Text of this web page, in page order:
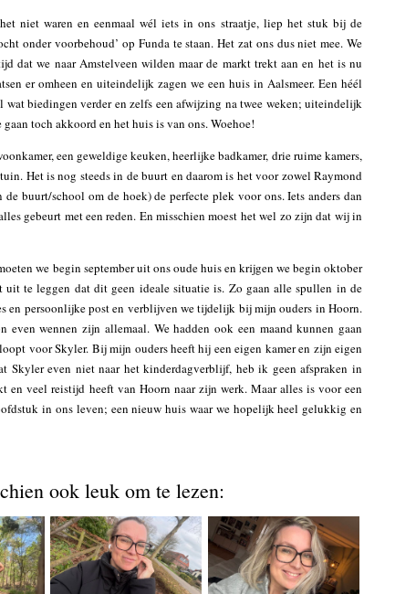
niet waren en eenmaal wél iets in ons straatje, liep het stuk bij de
onder voorbehoud’ op Funda te staan. Het zat ons dus niet mee. We
dat we naar Amstelveen wilden maar de markt trekt aan en het is nu
er omheen en uiteindelijk zagen we een huis in Aalsmeer. Een héél
biedingen verder en zelfs een afwijzing na twee weken; uiteindelijk
toch akkoord en het huis is van ons. Woehoe!
een geweldige keuken, heerlijke badkamer, drie ruime kamers,
Het is nog steeds in de buurt en daarom is het voor zowel Raymond
buurt/school om de hoek) de perfecte plek voor ons. Iets anders dan
gebeurt met een reden. En misschien moest het wel zo zijn dat wij in
we begin september uit ons oude huis en krijgen we begin oktober
te leggen dat dit geen ideale situatie is. Zo gaan alle spullen in de
en persoonlijke post en verblijven we tijdelijk bij mijn ouders in Hoorn.
wennen zijn allemaal. We hadden ook een maand kunnen gaan
voor Skyler. Bij mijn ouders heeft hij een eigen kamer en zijn eigen
Skyler even niet naar het kinderdagverblijf, heb ik geen afspraken in
en veel reistijd heeft van Hoorn naar zijn werk. Maar alles is voor een
in ons leven; een nieuw huis waar we hopelijk heel gelukkig en
ook leuk om te lezen: